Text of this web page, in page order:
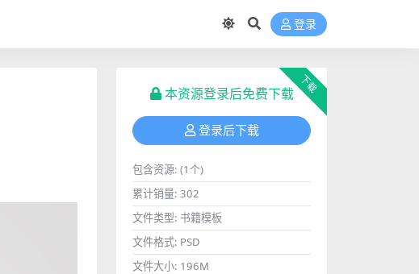
登录
下载
本资源登录后免费下载
登录后下载
包含资源: (1个)
累计销量: 302
文件类型: 书籍模板
文件格式: PSD
文件大小: 196M